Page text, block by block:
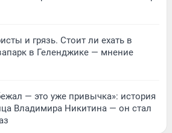
и грязь. Стоит ли ехать в
в Геленджике — мнение
— это уже привычка»: история
Владимира Никитина — он стал